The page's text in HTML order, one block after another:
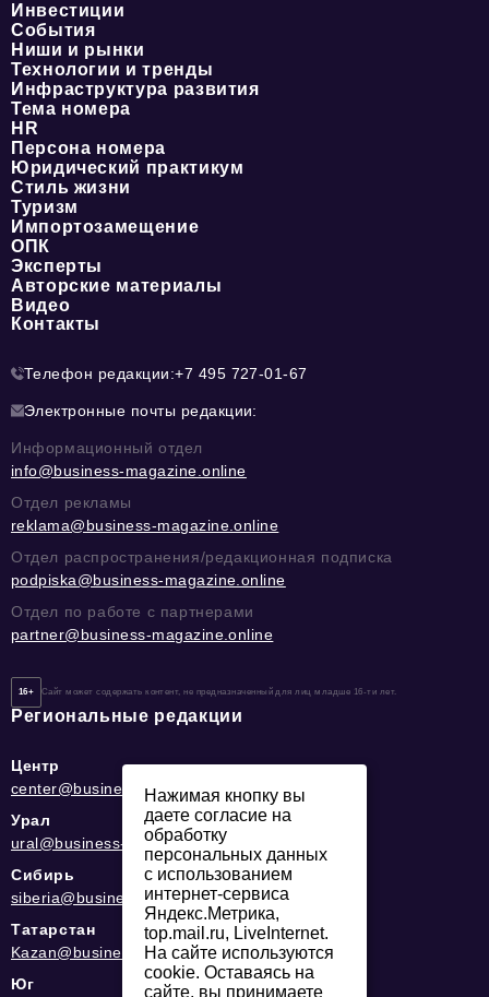
Инвестиции
События
Ниши и рынки
Технологии и тренды
Инфраструктура развития
Тема номера
HR
Персона номера
Юридический практикум
Стиль жизни
Туризм
Импортозамещение
ОПК
Эксперты
Авторские материалы
Видео
Контакты
Телефон редакции:+7 495 727-01-67
Электронные почты редакции:
Информационный отдел
info@business-magazine.online
Отдел рекламы
reklama@business-magazine.online
Отдел распространения/редакционная подписка
podpiska@business-magazine.online
Отдел по работе с партнерами
partner@business-magazine.online
16+ Сайт может содержать контент, не предназначенный для лиц младше 16-ти лет.
Региональные редакции
Центр
center@business-magazine.online
Урал
ural@business-magazine.online
Сибирь
siberia@business-magazine.online
Татарстан
Kazan@business-magazine.online
Юг
Нажимая кнопку вы
даете согласие на
обработку
персональных данных
с использованием
интернет-сервиса
Яндекс.Метрика,
top.mail.ru, LiveInternet.
На сайте используются
cookie. Оставаясь на
сайте, вы принимаете